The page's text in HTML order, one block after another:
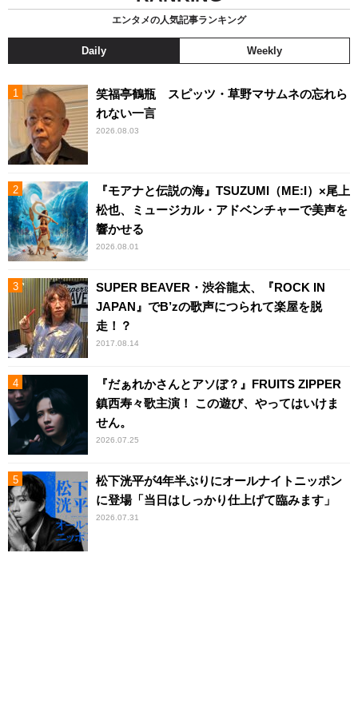
エンタメの人気記事ランキング
Daily Weekly
笑福亭鶴瓶 スピッツ・草野マサムネの忘れら
れない一言
2026.08.03
『モアナと伝説の海』TSUZUMI（ME:I）×尾上
松也、ミュージカル・アドベンチャーで美声を
響かせる
2026.08.01
SUPER BEAVER・渋谷龍太、『ROCK IN
JAPAN』でB’zの歌声につられて楽屋を脱
走！？
2017.08.14
『だぁれかさんとアソぼ？』FRUITS ZIPPER
鎮西寿々歌主演！ この遊び、やってはいけま
せん。
2026.07.25
松下洸平が4年半ぶりにオールナイトニッポン
に登場「当日はしっかり仕上げて臨みます」
2026.07.31